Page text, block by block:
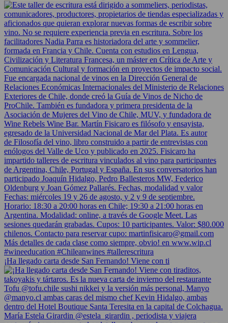
¡Ha llegado carta desde San Fernando! Viene con ti